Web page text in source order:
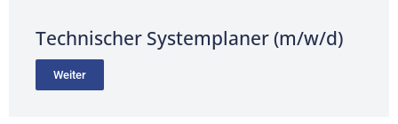
Technischer Systemplaner (m/w/d)
Weiter